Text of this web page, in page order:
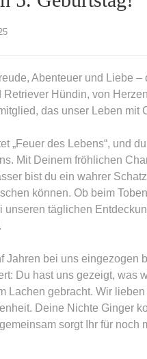
Abenteuer und Liebe
Hündin, von
das unser Leben mit
„Feuer des Lebens“, und
Mit Deinem fröhlichen
bist du ein wahrer
können. Ob beim
unseren täglichen
Jahren bei uns eingezogen
Du hast uns gezeigt, was
Lachen gebracht. Wir
Deine Nichte Ginger
sorgt Ihr für noch